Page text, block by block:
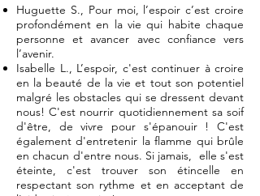
Huguette S., Pour moi, l’espoir c’est croire
profondément en la vie qui habite chaque
personne et avancer avec confiance vers
l’avenir.
Isabelle L., L’espoir, c'est continuer à croire
en la beauté de la vie et tout son potentiel
malgré les obstacles qui se dressent devant
nous! C'est nourrir quotidiennement sa soif
d'être, de vivre pour s'épanouir ! C'est
également d'entretenir la flamme qui brûle
en chacun d'entre nous. Si jamais, elle s'est
éteinte, c'est trouver son étincelle en
respectant son rythme et en acceptant de